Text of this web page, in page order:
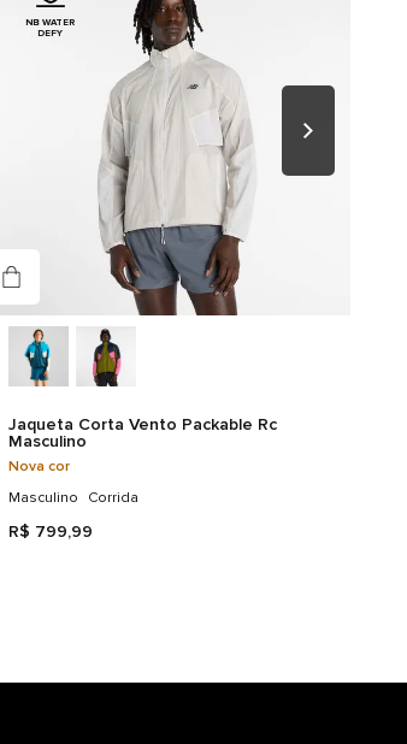
NB WATER
DEFY
Jaqueta Corta Vento Packable Rc
Masculino
Nova cor
Masculino
Corrida
R$ 799,99